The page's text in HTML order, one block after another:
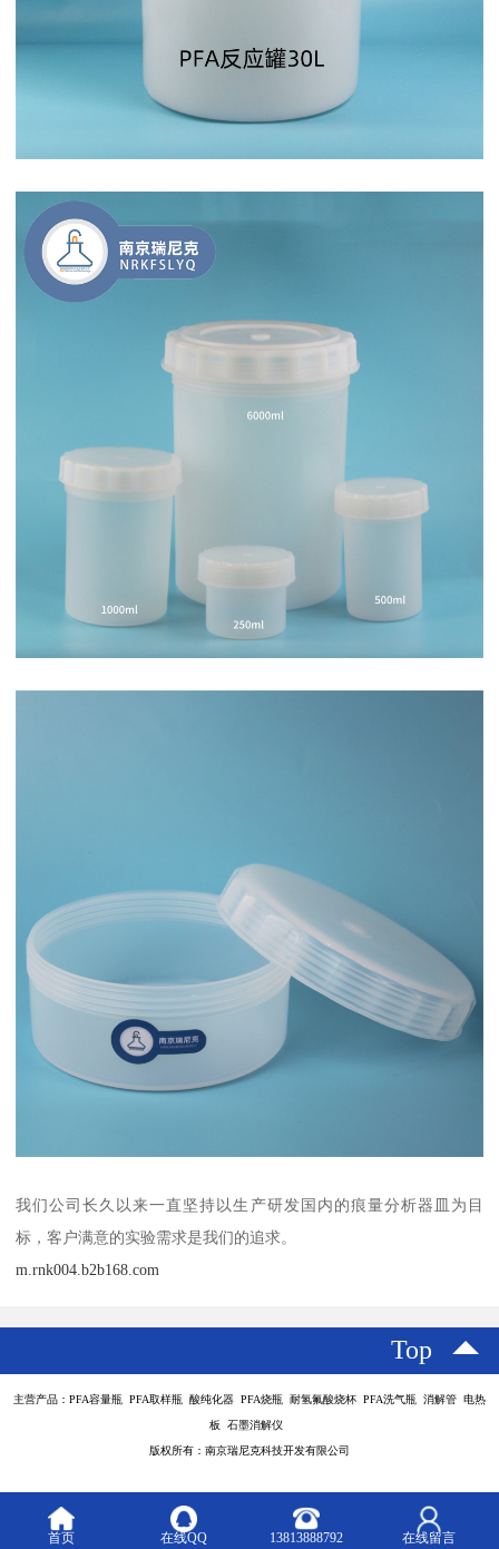
我们公司长久以来一直坚持以生产研发国内的痕量分析器皿为目
标，客户满意的实验需求是我们的追求。
m.rnk004.b2b168.com
Top
主营产品：PFA容量瓶 PFA取样瓶 酸纯化器 PFA烧瓶 耐氢氟酸烧杯 PFA洗气瓶 消解管 电热
板 石墨消解仪
版权所有：南京瑞尼克科技开发有限公司
首页 在线QQ 13813888792 在线留言